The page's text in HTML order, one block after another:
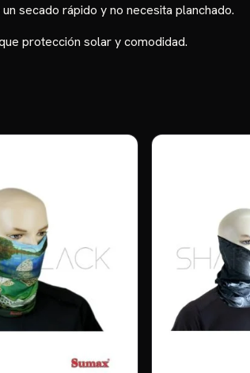
secado rápido y no necesita planchado.
protección solar y comodidad.